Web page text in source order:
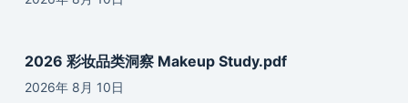
2026 彩妆品类洞察 Makeup Study.pdf
2026年 8月 10日